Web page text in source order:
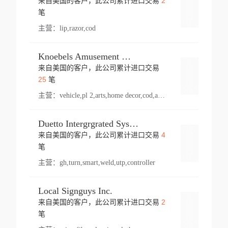
笔
主营： lip,razor,cod
Knoebels Amusement Resort
来自美国的客户，此公司累计进口交易
25笔
主营： vehicle,pl 2,arts,home decor,cod,amusement ride,sea
Duetto Intergrgrated Systems Inc.
来自美国的客户，此公司累计进口交易 4
笔
主营： gh,turn,smart,weld,utp,controller
Local Signguys Inc.
来自美国的客户，此公司累计进口交易 2
笔